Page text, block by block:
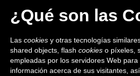
¿Qué son las
Las cookies y otras tecnologías
shared objects, flash cookies o píxeles,
empleadas por los servidores Web
información acerca de sus visitantes,